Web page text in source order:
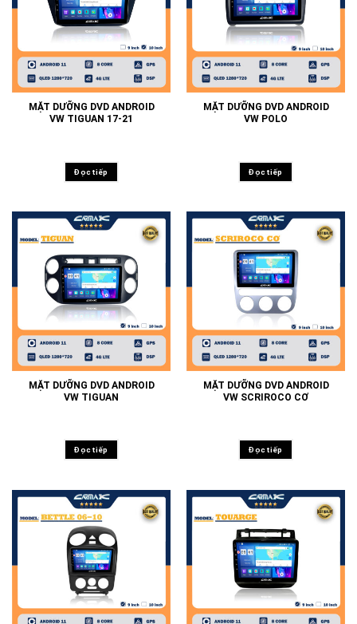
MẶT DƯỠNG DVD ANDROID
VW TIGUAN 17-21
Đọc tiếp
MẶT DƯỠNG DVD ANDROID
VW POLO
Đọc tiếp
MẶT DƯỠNG DVD ANDROID
VW TIGUAN
Đọc tiếp
MẶT DƯỠNG DVD ANDROID
VW SCRIROCO CƠ
Đọc tiếp